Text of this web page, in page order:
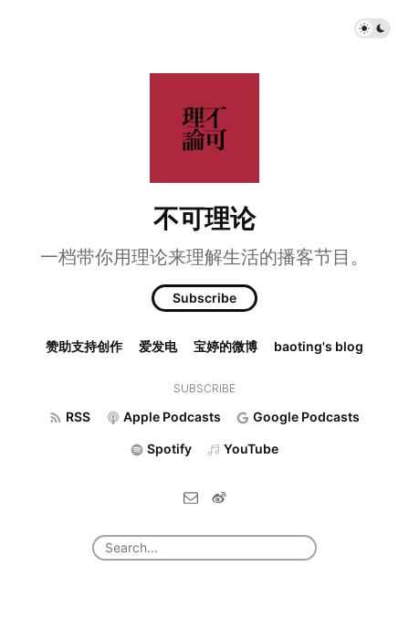
不可理论
一档带你用理论来理解生活的播客节目。
Subscribe
赞助支持创作 爱发电 宝婷的微博 baoting's blog
SUBSCRIBE
RSS Apple Podcasts Google Podcasts
Spotify YouTube